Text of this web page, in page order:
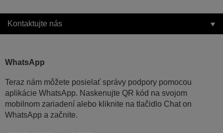
Kontaktujte nás
WhatsApp
Teraz nám môžete posielať správy podpory pomocou
aplikácie WhatsApp. Naskenujte QR kód na svojom
mobilnom zariadení alebo kliknite na tlačidlo Chat on
WhatsApp a začnite.